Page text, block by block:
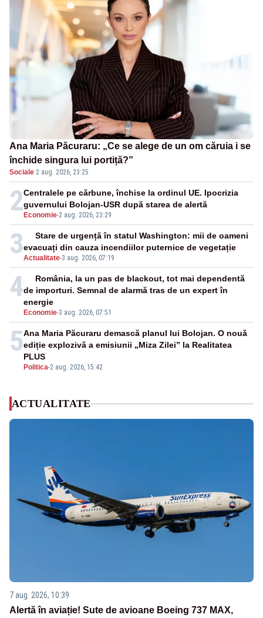
Ana Maria Păcuraru: „Ce se alege de un om căruia i se
închide singura lui portiță?”
Sociale·2 aug. 2026, 23:25
2 Economie-2 aug. 2026, 23:29
Centralele pe cărbune, închise la ordinul UE. Ipocrizia
guvernului Bolojan-USR după starea de alertă
3Actualitate-3 aug. 2026, 07:19
Stare de urgență în statul Washington: mii de oameni
evacuați din cauza incendiilor puternice de vegetație
4
Economie-3 aug. 2026, 07:51
România, la un pas de blackout, tot mai dependentă
de importuri. Semnal de alarmă tras de un expert în
energie
5
Politica-2 aug. 2026, 15:42
Ana Maria Păcuraru demască planul lui Bolojan. O nouă
ediție explozivă a emisiunii „Miza Zilei” la Realitatea
PLUS
ACTUALITATE
7 aug. 2026, 10:39
Alertă în aviație! Sute de avioane Boeing 737 MAX,